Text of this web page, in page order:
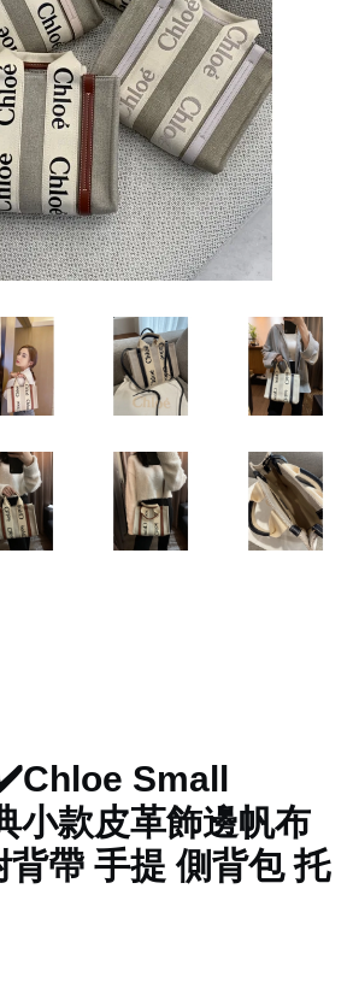
Small
小款皮革飾邊帆布
背帶 手提 側背包 托